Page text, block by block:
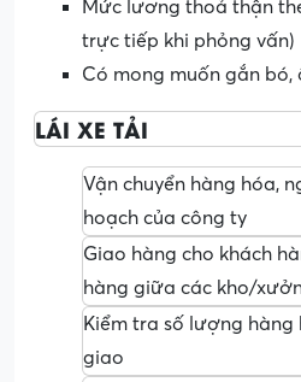
Mức lương thoả thận
trực tiếp khi phỏng vấn)
Có mong muốn gắn bó,
LÁI XE TẢI
Vận chuyển hàng hóa,
hoạch của công ty
Giao hàng cho khách
hàng giữa các kho/
Kiểm tra số lượng hàng
giao